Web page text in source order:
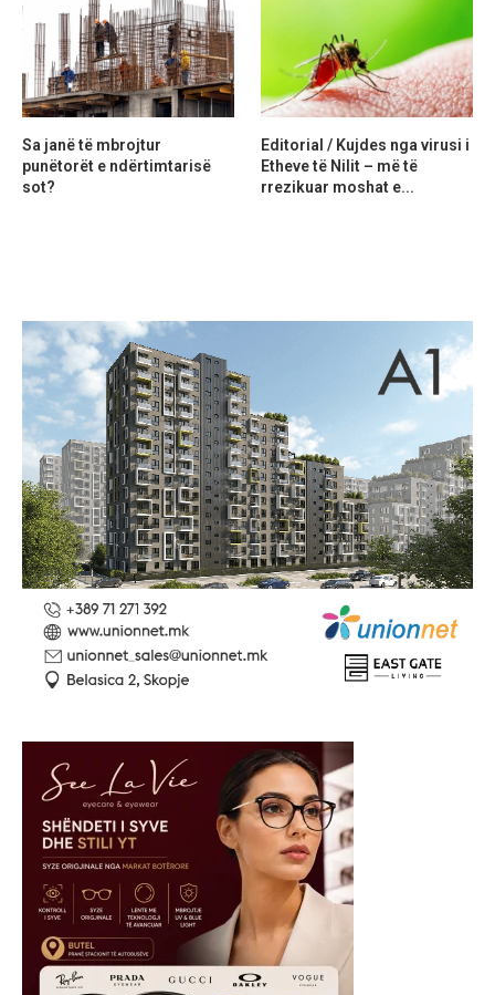
Sa janë të mbrojtur
punëtorët e ndërtimtarisë
sot?
Editorial / Kujdes nga virusi i
Etheve të Nilit – më të
rrezikuar moshat e...